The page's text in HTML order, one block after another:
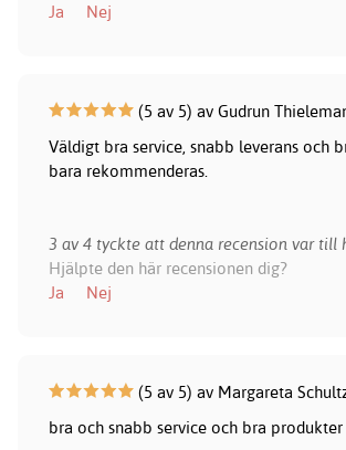
Ja
Nej
(5 av 5) av Gudrun
Väldigt bra service, snabb leverans och
bara rekommenderas.
3 av 4 tyckte att denna recension var till
Hjälpte den här recensionen dig?
Ja
Nej
(5 av 5) av Margareta
bra och snabb service och bra